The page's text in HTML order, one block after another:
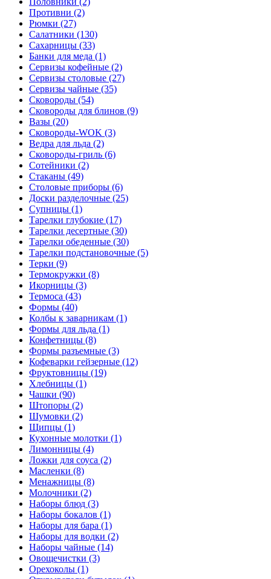
Противни (2)
Рюмки (27)
Салатники (130)
Сахарницы (33)
Банки для меда (1)
Сервизы кофейные (2)
Сервизы столовые (27)
Сервизы чайные (35)
Сковороды (54)
Сковороды для блинов (9)
Вазы (20)
Сковороды-WOK (3)
Ведра для льда (2)
Сковороды-гриль (6)
Сотейники (2)
Стаканы (49)
Столовые приборы (6)
Доски разделочные (25)
Супницы (1)
Тарелки глубокие (17)
Тарелки десертные (30)
Тарелки обеденные (30)
Тарелки подстановочные (5)
Терки (9)
Термокружки (8)
Икорницы (3)
Термоса (43)
Формы (40)
Колбы к заварникам (1)
Формы для льда (1)
Конфетницы (8)
Формы разъемные (3)
Кофеварки гейзерные (12)
Фруктовницы (19)
Хлебницы (1)
Чашки (90)
Штопоры (2)
Шумовки (2)
Щипцы (1)
Кухонные молотки (1)
Лимонницы (4)
Ложки для соуса (2)
Масленки (8)
Менажницы (8)
Молочники (2)
Наборы блюд (3)
Наборы бокалов (1)
Наборы для бара (1)
Наборы для водки (2)
Наборы чайные (14)
Овощечистки (3)
Орехоколы (1)